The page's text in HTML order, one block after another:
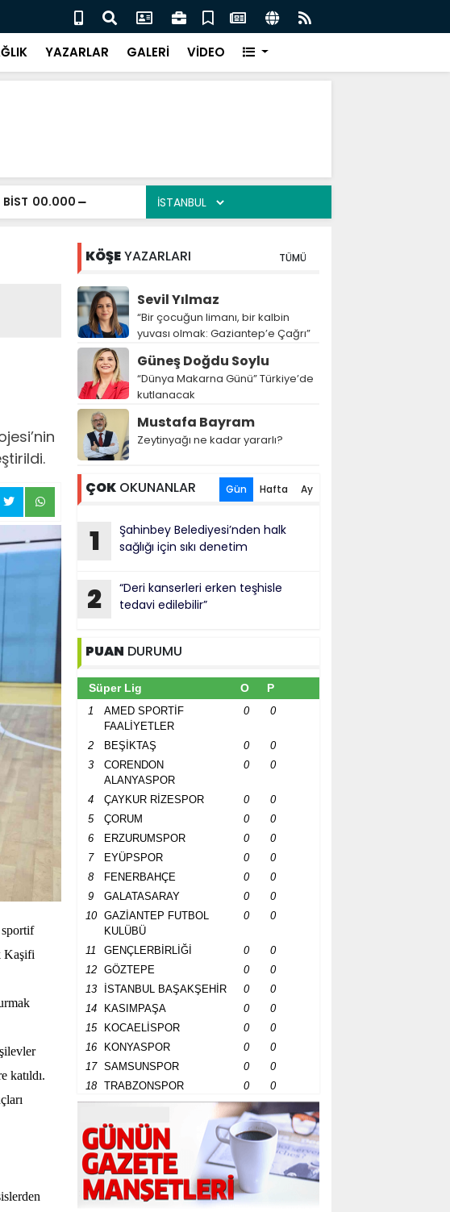
Metin Sözen’in mirası Gaziantep’ten geleceğe taşınıyor
YAZARLAR GALERİ VİDEO
BİST 00.000
sportif
Kaşifi
katıldı.
KÖŞEYAZARLARI TÜMÜ
Sevil Yılmaz
“Bir çocuğun limanı, bir kalbin
yuvası olmak: Gaziantep’e Çağrı”
Güneş Doğdu Soylu
“Dünya Makarna Günü” Türkiye’de
kutlanacak
Mustafa Bayram
Zeytinyağı ne kadar yararlı?
ÇOK OKUNANLAR Gün Hafta Ay
1
Şahinbey Belediyesi’nden halk
sağlığı için sıkı denetim
2
“Deri kanserleri erken teşhisle
tedavi edilebilir”
PUAN DURUMU
Süper Lig O P
1
AMED SPORTİF
FAALİYETLER
0 0
2 BEŞİKTAŞ 0
0
3
CORENDON
ALANYASPOR
0 0
4 ÇAYKUR RİZESPOR 0
0
5
ÇORUM 0
0
6
ERZURUMSPOR 0
0
7
EYÜPSPOR 0
0
8
FENERBAHÇE 0
0
9
GALATASARAY 0
0
10
GAZİANTEP FUTBOL
KULÜBÜ
0 0
11 GENÇLERBİRLİĞİ 0
0
12
GÖZTEPE 0
0
13
İSTANBUL BAŞAKŞEHİR 0
0
14
KASIMPAŞA 0
0
15
KOCAELİSPOR 0
0
16
KONYASPOR 0
0
17
SAMSUNSPOR 0
0
18
TRABZONSPOR 0 0